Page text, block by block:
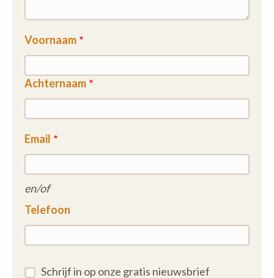
Voornaam
Achternaam
Email
en/of
Telefoon
Schrijf in op onze gratis nieuwsbrief